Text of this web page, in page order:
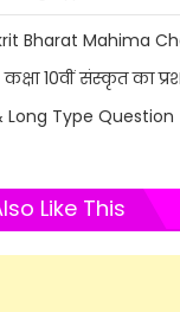
Bharat Mahima
10वीं संस्कृत का
Type Question
Like This